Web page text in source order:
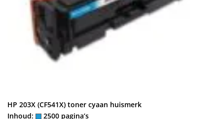
HP 203X (CF541X) toner cyaan huismerk
Inhoud:
2500 pagina’s